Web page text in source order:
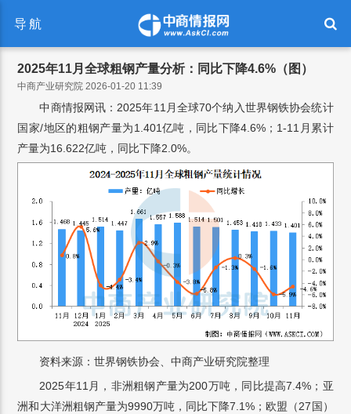
导航
2025年11月全球粗钢产量分析：同比下降4.6%（图）
中商产业研究院 2026-01-20 11:39
中商情报网讯：2025年11月全球70个纳入世界钢铁协会统计
国家/地区的粗钢产量为1.401亿吨，同比下降4.6%；1-11月累计
产量为16.622亿吨，同比下降2.0%。
资料来源：世界钢铁协会、中商产业研究院整理
2025年11月，非洲粗钢产量为200万吨，同比提高7.4%；亚
洲和大洋洲粗钢产量为9990万吨，同比下降7.1%；欧盟（27国）